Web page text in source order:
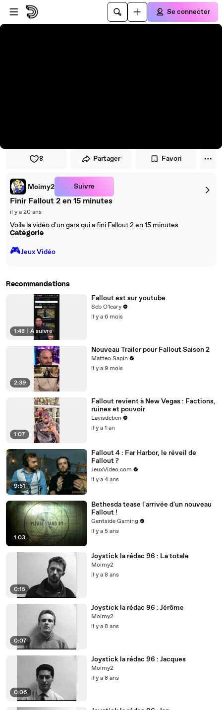
Passer au player
Passer au contenu principal
Se connecter
8 Partager Favori
Moimy2 Suivre
Finir Fallout 2 en 15 minutes
il y a 20 ans
Voila la vidéo d'un gars qui a fini Fallout 2 en 15 minutes
Catégorie
🎮️Jeux Vidéo
Recommandations
1:48 À suivre
Fallout est sur youtube
Seb O'leary
il y a 6 mois
2:39
Nouveau Trailer pour Fallout Saison 2
Matteo Sapin
il y a 9 mois
1:07
Fallout revient à New Vegas : Factions,
ruines et pouvoir
Lavisdeben
il y a 1 an
9:51
Fallout 4 : Far Harbor, le réveil de
Fallout ?
JeuxVideo.com
il y a 4 ans
1:03
Bethesda tease l'arrivée d'un nouveau
Fallout !
Gentside Gaming
il y a 5 ans
0:15
Joystick la rédac 96 : La totale
Moimy2
il y a 8 ans
0:07
Joystick la rédac 96 : Jérôme
Moimy2
il y a 8 ans
0:06
Joystick la rédac 96 : Jacques
Moimy2
il y a 8 ans